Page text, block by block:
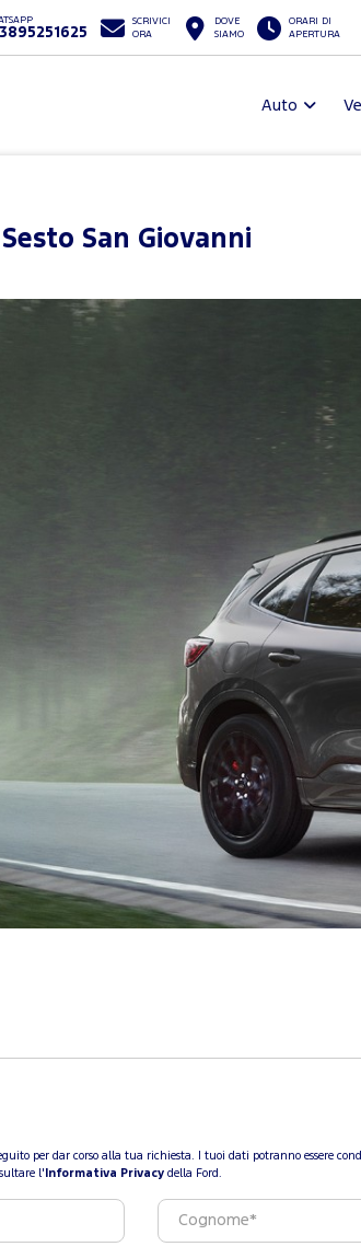
SCRIVICI
ORA
DOVE
SIAMO
ORARI DI
APERTURA
Auto
San Giovanni
per dar corso alla tua richiesta. I tuoi dati potranno essere
l' Informativa Privacy della Ford.